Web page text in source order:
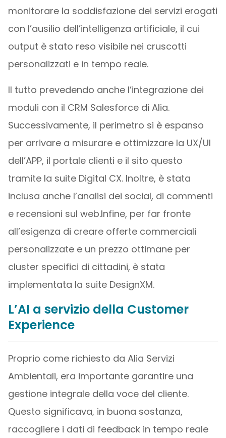
monitorare la soddisfazione dei servizi erogati
con l’ausilio dell’intelligenza artificiale, il cui
output è stato reso visibile nei cruscotti
personalizzati e in tempo reale.
Il tutto prevedendo anche l’integrazione dei
moduli con il CRM Salesforce di Alia.
Successivamente, il perimetro si è espanso
per arrivare a misurare e ottimizzare la UX/UI
dell’APP, il portale clienti e il sito questo
tramite la suite Digital CX. Inoltre, è stata
inclusa anche l’analisi dei social, di commenti
e recensioni sul web.Infine, per far fronte
all’esigenza di creare offerte commerciali
personalizzate e un prezzo ottimane per
cluster specifici di cittadini, è stata
implementata la suite DesignXM.
L’AI a servizio della Customer
Experience
Proprio come richiesto da Alia Servizi
Ambientali, era importante garantire una
gestione integrale della voce del cliente.
Questo significava, in buona sostanza,
raccogliere i dati di feedback in tempo reale